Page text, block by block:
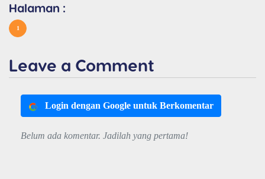
Halaman :
1
Leave a Comment
Login dengan Google untuk Berkomentar
Belum ada komentar. Jadilah yang pertama!